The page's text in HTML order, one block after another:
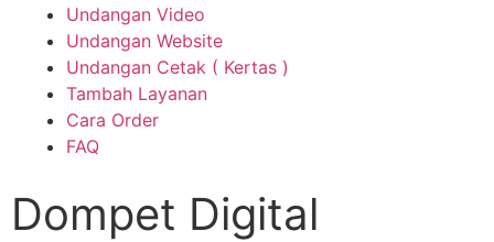
Undangan Video
Undangan Website
Undangan Cetak ( Kertas )
Tambah Layanan
Cara Order
FAQ
Dompet Digital